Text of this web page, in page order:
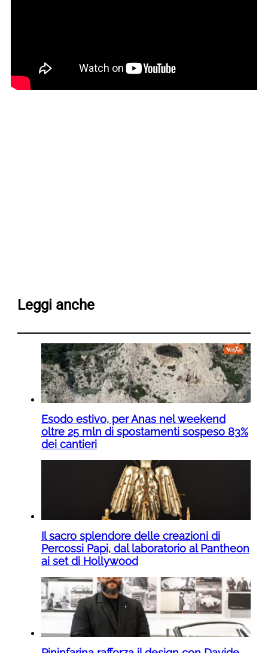
Leggi anche
Esodo estivo, per Anas nel weekend
oltre 25 mln di spostamenti sospeso 83%
dei cantieri
Il sacro splendore delle creazioni di
Percossi Papi, dal laboratorio al Pantheon
ai set di Hollywood